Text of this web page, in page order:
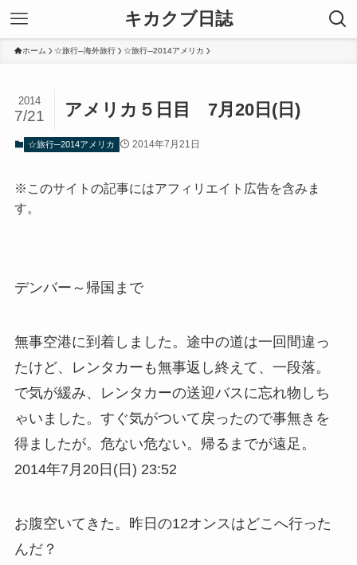
キカクブ日誌
ホーム ☆旅行─海外旅行 ☆旅行─2014アメリカ
アメリカ５日目 7月20日(日)
2014
7/21
☆旅行─2014アメリカ 2014年7月21日
※このサイトの記事にはアフィリエイト広告を含みま
す。
デンバー～帰国まで
無事空港に到着しました。途中の道は一回間違っ
たけど、レンタカーも無事返し終えて、一段落。
で気が緩み、レンタカーの送迎バスに忘れ物しち
ゃいました。すぐ気がついて戻ったので事無きを
得ましたが。危ない危ない。帰るまでが遠足。
2014年7月20日(日) 23:52
お腹空いてきた。昨日の12オンスはどこへ行った
んだ？